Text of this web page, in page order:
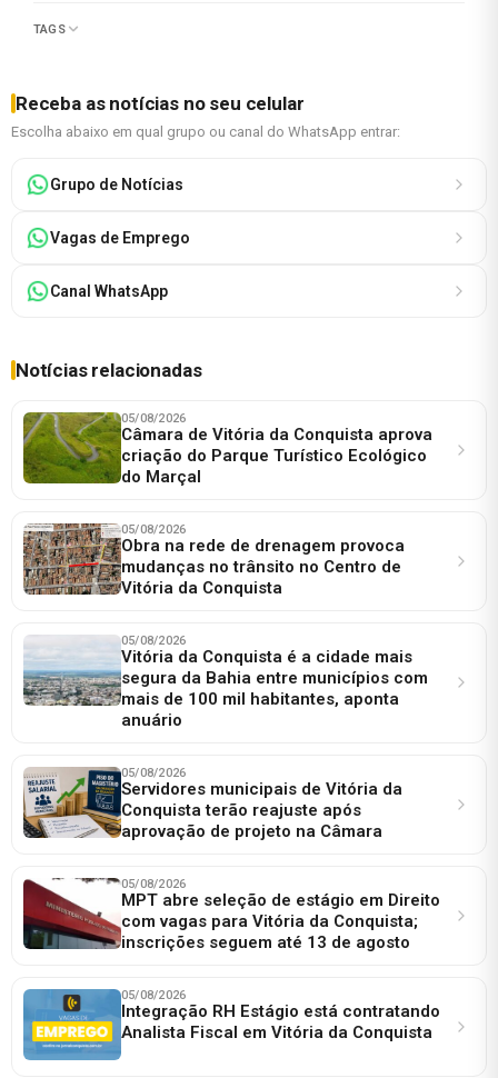
TAGS
Receba as notícias no seu celular
Escolha abaixo em qual grupo ou canal do WhatsApp entrar:
Grupo de Notícias
Vagas de Emprego
Canal WhatsApp
Notícias relacionadas
05/08/2026
Câmara de Vitória da Conquista aprova
criação do Parque Turístico Ecológico
do Marçal
05/08/2026
Obra na rede de drenagem provoca
mudanças no trânsito no Centro de
Vitória da Conquista
05/08/2026
Vitória da Conquista é a cidade mais
segura da Bahia entre municípios com
mais de 100 mil habitantes, aponta
anuário
05/08/2026
Servidores municipais de Vitória da
Conquista terão reajuste após
aprovação de projeto na Câmara
05/08/2026
MPT abre seleção de estágio em Direito
com vagas para Vitória da Conquista;
inscrições seguem até 13 de agosto
05/08/2026
Integração RH Estágio está contratando
Analista Fiscal em Vitória da Conquista